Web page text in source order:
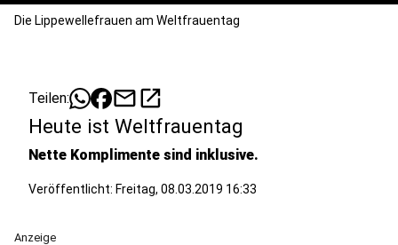
Die Lippewellefrauen am Weltfrauentag
Teilen: mailopen_in_new
Heute ist Weltfrauentag
Nette Komplimente sind inklusive.
Veröffentlicht: Freitag, 08.03.2019 16:33
Anzeige